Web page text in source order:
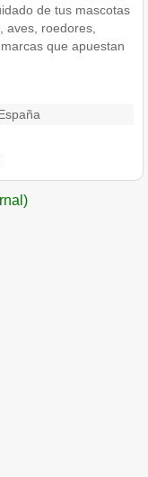
de tus mascotas
aves, roedores,
que apuestan